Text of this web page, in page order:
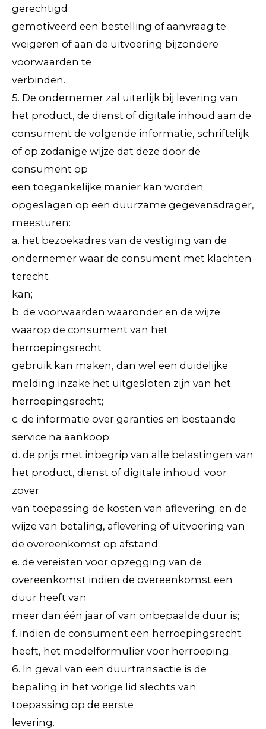
gerechtigd
gemotiveerd een bestelling of aanvraag te
weigeren of aan de uitvoering bijzondere
voorwaarden te
verbinden.
5. De ondernemer zal uiterlijk bij levering van
het product, de dienst of digitale inhoud aan de
consument de volgende informatie, schriftelijk
of op zodanige wijze dat deze door de
consument op
een toegankelijke manier kan worden
opgeslagen op een duurzame gegevensdrager,
meesturen:
a. het bezoekadres van de vestiging van de
ondernemer waar de consument met klachten
terecht
kan;
b. de voorwaarden waaronder en de wijze
waarop de consument van het
herroepingsrecht
gebruik kan maken, dan wel een duidelijke
melding inzake het uitgesloten zijn van het
herroepingsrecht;
c. de informatie over garanties en bestaande
service na aankoop;
d. de prijs met inbegrip van alle belastingen van
het product, dienst of digitale inhoud; voor
zover
van toepassing de kosten van aflevering; en de
wijze van betaling, aflevering of uitvoering van
de overeenkomst op afstand;
e. de vereisten voor opzegging van de
overeenkomst indien de overeenkomst een
duur heeft van
meer dan één jaar of van onbepaalde duur is;
f. indien de consument een herroepingsrecht
heeft, het modelformulier voor herroeping.
6. In geval van een duurtransactie is de
bepaling in het vorige lid slechts van
toepassing op de eerste
levering.